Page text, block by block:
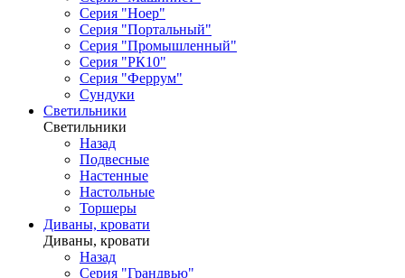
Серия "Ноер"
Серия "Портальный"
Серия "Промышленный"
Серия "РК10"
Серия "Феррум"
Сундуки
Светильники
Светильники
Назад
Подвесные
Настенные
Настольные
Торшеры
Диваны, кровати
Диваны, кровати
Назад
Серия "Грандвью"